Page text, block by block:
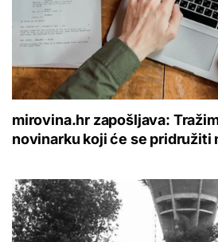
mirovina.hr zapošljava:
novinarku koji će se pridružiti